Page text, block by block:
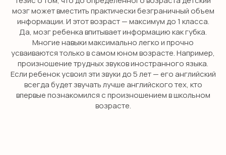
мозг может вместить практически безграничный объем
информации. И этот возраст — максимум до 1 класса.
Да, мозг ребенка впитывает информацию как губка.
Многие навыки максимально легко и прочно
усваиваются только в самом юном возрасте. Например,
произношение трудных звуков иностранного языка.
Если ребенок усвоил эти звуки до 5 лет — его английский
всегда будет звучать лучше английского тех, кто
впервые познакомился с произношением в школьном
возрасте.